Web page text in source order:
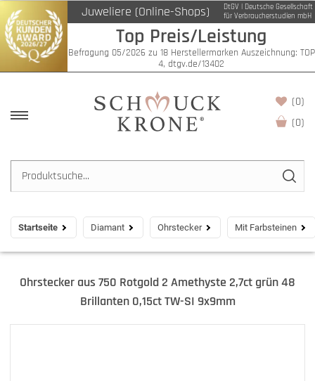
Juweliere (Online-Shops)
DtGV | Deutsche Gesellschaft
für Verbraucherstudien mbH
Top Preis/Leistung
Befragung 05/2026 zu 18 Herstellermarken Auszeichnung: TOP
4, dtgv.de/13402
(0)
(0)
Startseite Diamant Ohrstecker Mit Farbsteinen
Ohrstecker aus 750 Rotgold 2 Amethyste 2,7ct grün 48
Brillanten 0,15ct TW-SI 9x9mm